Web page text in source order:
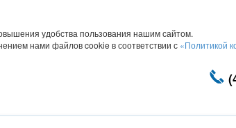
удобства пользования нашим сайтом.
нами файлов cookie в соответствии с «Политикой